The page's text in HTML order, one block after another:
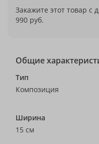
Закажите этот товар с
990 руб.
Общие
Тип
Композиция
Ширина
15 см